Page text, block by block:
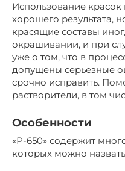
Использование красок
хорошего результата,
красящие составы
окрашивании, и при
уже о том, что в
допущены серьезные
срочно исправить.
растворители, в том
Особенности
«Р-650» содержит
которых можно